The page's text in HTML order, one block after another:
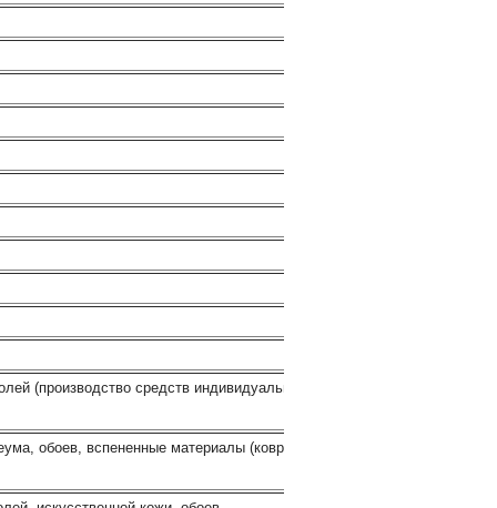
(производство средств индивидуальной
обоев, вспененные материалы (ковры,